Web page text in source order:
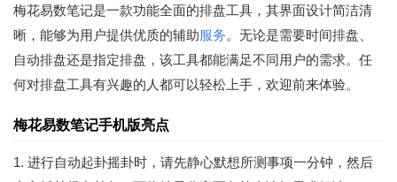
梅花易数笔记是一款功能全面的排盘工具，其界面设计简洁清
晰，能够为用户提供优质的辅助服务。无论是需要时间排盘、
自动排盘还是指定排盘，该工具都能满足不同用户的需求。任
何对排盘工具有兴趣的人都可以轻松上手，欢迎前来体验。
梅花易数笔记手机版亮点
1. 进行自动起卦摇卦时，请先静心默想所测事项一分钟，然后